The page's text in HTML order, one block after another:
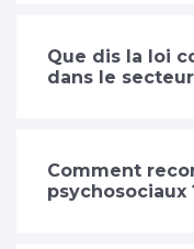
Que dis la loi
dans le
Comment
psychosociaux